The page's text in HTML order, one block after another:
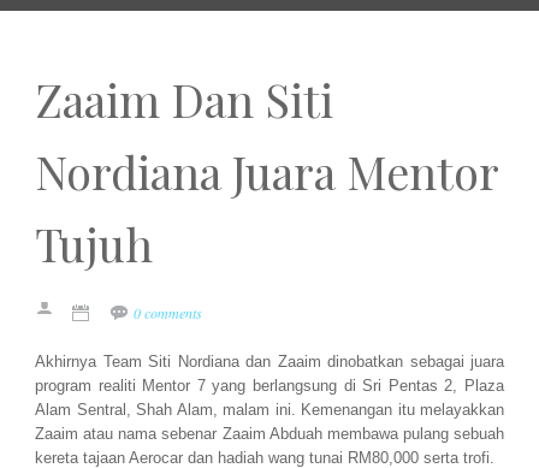
Zaaim Dan Siti
Nordiana Juara Mentor
Tujuh
0 comments
Akhirnya Team Siti Nordiana dan Zaaim dinobatkan sebagai juara
program realiti Mentor 7 yang berlangsung di Sri Pentas 2, Plaza
Alam Sentral, Shah Alam, malam ini. Kemenangan itu melayakkan
Zaaim atau nama sebenar Zaaim Abduah membawa pulang sebuah
kereta tajaan Aerocar dan hadiah wang tunai RM80,000 serta trofi.